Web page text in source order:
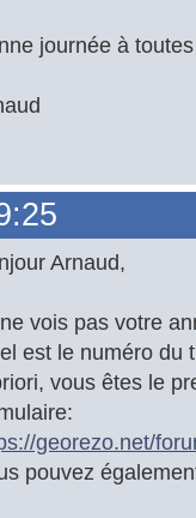
journée à
Arnaud,
vois pas votre
est le numéro du
vous êtes le
georezo.net/
pouvez